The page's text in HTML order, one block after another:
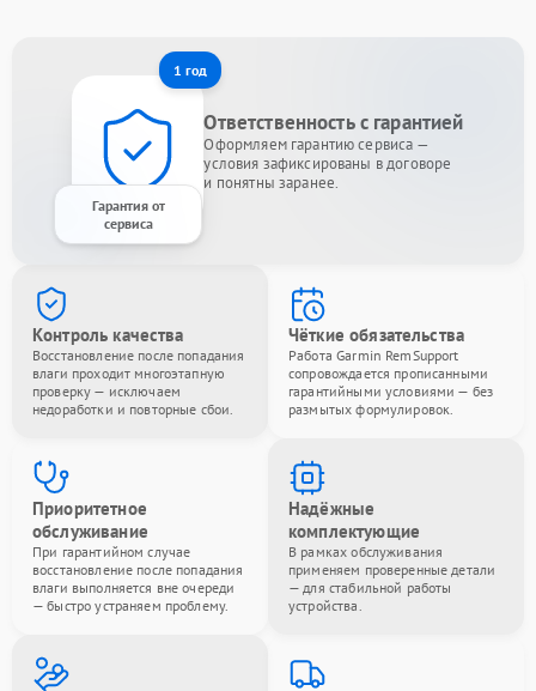
1 год
Гарантия от
сервиса
Ответственность с гарантией
Оформляем гарантию сервиса —
условия зафиксированы в договоре
и понятны заранее.
Контроль качества
Восстановление после попадания
влаги проходит многоэтапную
проверку — исключаем
недоработки и повторные сбои.
Чёткие обязательства
Работа Garmin RemSupport
сопровождается прописанными
гарантийными условиями — без
размытых формулировок.
Приоритетное
обслуживание
При гарантийном случае
восстановление после попадания
влаги выполняется вне очереди
— быстро устраняем проблему.
Надёжные
комплектующие
В рамках обслуживания
применяем проверенные детали
— для стабильной работы
устройства.